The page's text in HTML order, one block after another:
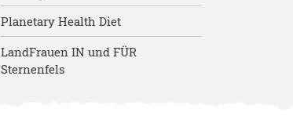
Planetary Health Diet
LandFrauen IN und FÜR
Sternenfels